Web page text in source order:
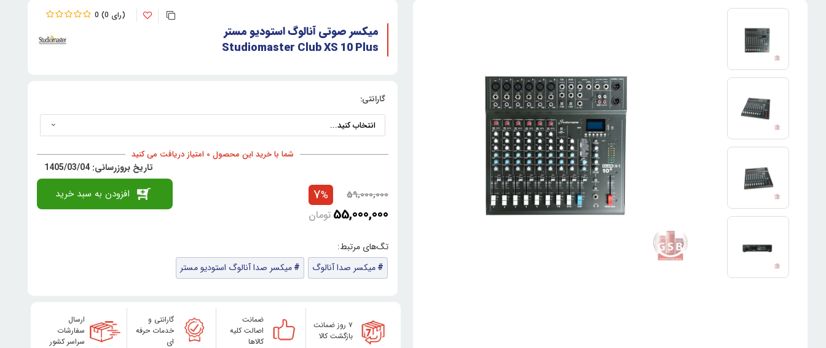
0 0
میکسر صوتی آنالوگ استودیو مستر
Studiomaster Club XS 10 Plus
گارانتی:
شما با خرید این محصول 0 امتیاز دریافت می کنید
59,000,000
55,000,000 تومان
7% افزودن به سبد خرید
تاریخ بروزرسانی: 1405/03/04
میکسر صدا آنالوگ میکسر صدا آنالوگ استودیو مستر
۷ روز ضمانت
بازگشت کالا
ضمانت
اصالت کلیه
کالاها
گارانتی و
خدمات حرفه
ای
ارسال
سفارشات
سراسر کشور